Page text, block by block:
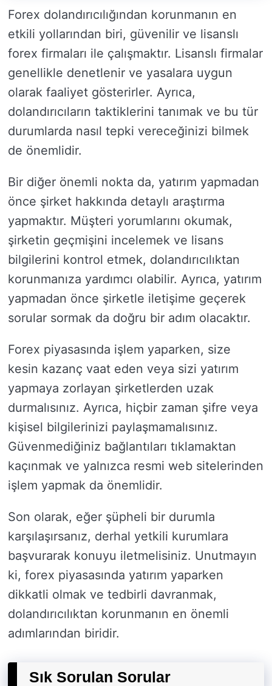
Forex dolandırıcılığından korunmanın en
etkili yollarından biri, güvenilir ve lisanslı
forex firmaları ile çalışmaktır. Lisanslı firmalar
genellikle denetlenir ve yasalara uygun
olarak faaliyet gösterirler. Ayrıca,
dolandırıcıların taktiklerini tanımak ve bu tür
durumlarda nasıl tepki vereceğinizi bilmek
de önemlidir.
Bir diğer önemli nokta da, yatırım yapmadan
önce şirket hakkında detaylı araştırma
yapmaktır. Müşteri yorumlarını okumak,
şirketin geçmişini incelemek ve lisans
bilgilerini kontrol etmek, dolandırıcılıktan
korunmanıza yardımcı olabilir. Ayrıca, yatırım
yapmadan önce şirketle iletişime geçerek
sorular sormak da doğru bir adım olacaktır.
Forex piyasasında işlem yaparken, size
kesin kazanç vaat eden veya sizi yatırım
yapmaya zorlayan şirketlerden uzak
durmalısınız. Ayrıca, hiçbir zaman şifre veya
kişisel bilgilerinizi paylaşmamalısınız.
Güvenmediğiniz bağlantıları tıklamaktan
kaçınmak ve yalnızca resmi web sitelerinden
işlem yapmak da önemlidir.
Son olarak, eğer şüpheli bir durumla
karşılaşırsanız, derhal yetkili kurumlara
başvurarak konuyu iletmelisiniz. Unutmayın
ki, forex piyasasında yatırım yaparken
dikkatli olmak ve tedbirli davranmak,
dolandırıcılıktan korunmanın en önemli
adımlarından biridir.
Sık Sorulan Sorular